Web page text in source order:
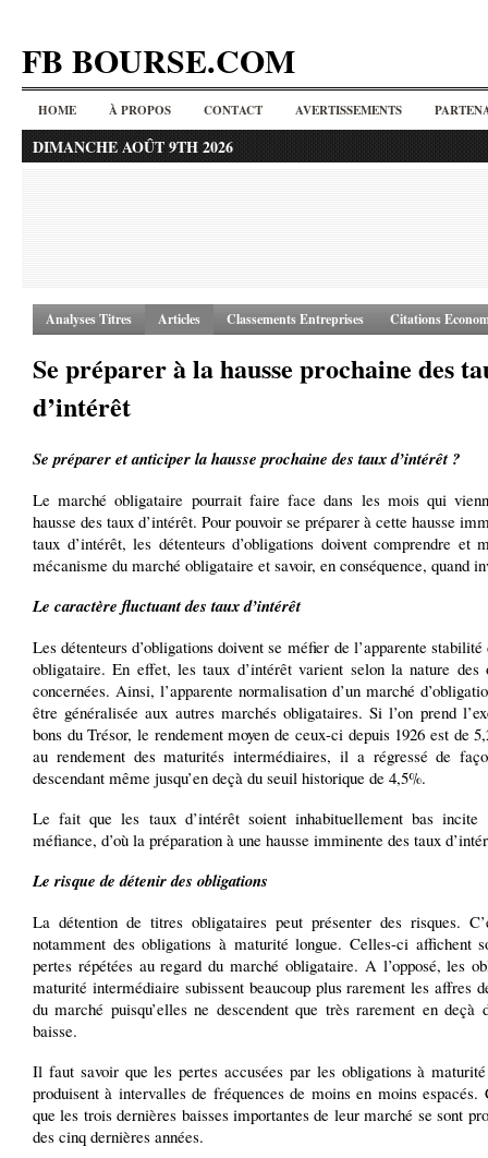
FB BOURSE.COM
HOME À PROPOS CONTACT AVERTISSEMENTS
DIMANCHE AOÛT 9TH 2026
Analyses Titres Articles Classements Entreprises Citations
Se préparer à la hausse prochaine des
d’intérêt
Se préparer et anticiper la hausse prochaine des taux d’intérêt ?
Le marché obligataire pourrait faire face dans les mois qui
hausse des taux d’intérêt. Pour pouvoir se préparer à cette hausse
taux d’intérêt, les détenteurs d’obligations doivent comprendre et
mécanisme du marché obligataire et savoir, en conséquence, quand
Le caractère fluctuant des taux d’intérêt
Les détenteurs d’obligations doivent se méfier de l’apparente
obligataire. En effet, les taux d’intérêt varient selon la nature des
concernées. Ainsi, l’apparente normalisation d’un marché
être généralisée aux autres marchés obligataires. Si l’on prend
bons du Trésor, le rendement moyen de ceux-ci depuis 1926 est de
au rendement des maturités intermédiaires, il a régressé de
descendant même jusqu’en deçà du seuil historique de 4,5%.
Le fait que les taux d’intérêt soient inhabituellement bas
méfiance, d’où la préparation à une hausse imminente des taux
Le risque de détenir des obligations
La détention de titres obligataires peut présenter des risques.
notamment des obligations à maturité longue. Celles-ci affichent
pertes répétées au regard du marché obligataire. A l’opposé, les
maturité intermédiaire subissent beaucoup plus rarement les affres
du marché puisqu’elles ne descendent que très rarement en deçà
baisse.
Il faut savoir que les pertes accusées par les obligations à
produisent à intervalles de fréquences de moins en moins espacés.
que les trois dernières baisses importantes de leur marché se sont
des cinq dernières années.